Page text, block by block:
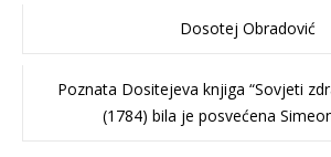
Dosotej Obradović
Poznata Dositejeva knjiga “Sovjeti
(1784) bila je posvećena